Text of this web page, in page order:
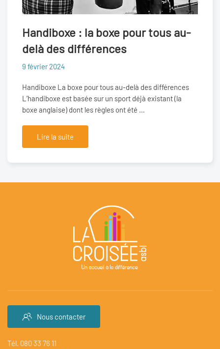
Handiboxe : la boxe pour tous au-
delà des différences
9 février 2024
Handiboxe La boxe pour tous au-delà des différences
L’handiboxe est basée sur un sport déjà existant (la
boxe anglaise) dont les règles ont été …
Lire la suite
Nous contacter
Tél. 080 33 76 11